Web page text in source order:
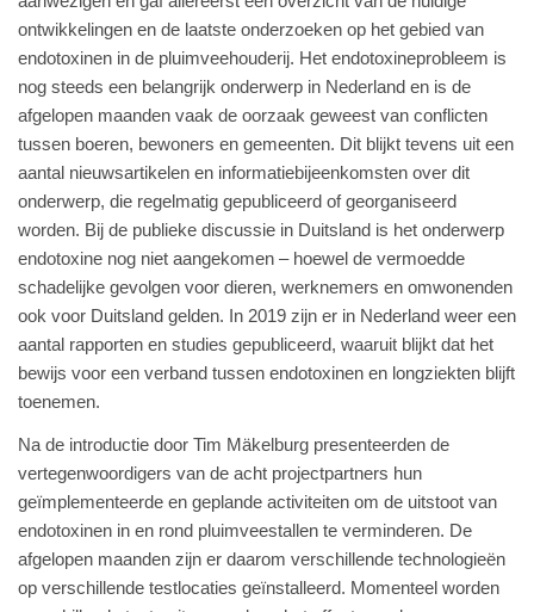
ontwikkelingen en de laatste onderzoeken op het gebied van
endotoxinen in de pluimveehouderij. Het endotoxineprobleem is
nog steeds een belangrijk onderwerp in Nederland en is de
afgelopen maanden vaak de oorzaak geweest van conflicten
tussen boeren, bewoners en gemeenten. Dit blijkt tevens uit een
aantal nieuwsartikelen en informatiebijeenkomsten over dit
onderwerp, die regelmatig gepubliceerd of georganiseerd
worden. Bij de publieke discussie in Duitsland is het onderwerp
endotoxine nog niet aangekomen – hoewel de vermoedde
schadelijke gevolgen voor dieren, werknemers en omwonenden
ook voor Duitsland gelden. In 2019 zijn er in Nederland weer een
aantal rapporten en studies gepubliceerd, waaruit blijkt dat het
bewijs voor een verband tussen endotoxinen en longziekten blijft
toenemen.
Na de introductie door Tim Mäkelburg presenteerden de
vertegenwoordigers van de acht projectpartners hun
geïmplementeerde en geplande activiteiten om de uitstoot van
endotoxinen in en rond pluimveestallen te verminderen. De
afgelopen maanden zijn er daarom verschillende technologieën
op verschillende testlocaties geïnstalleerd. Momenteel worden